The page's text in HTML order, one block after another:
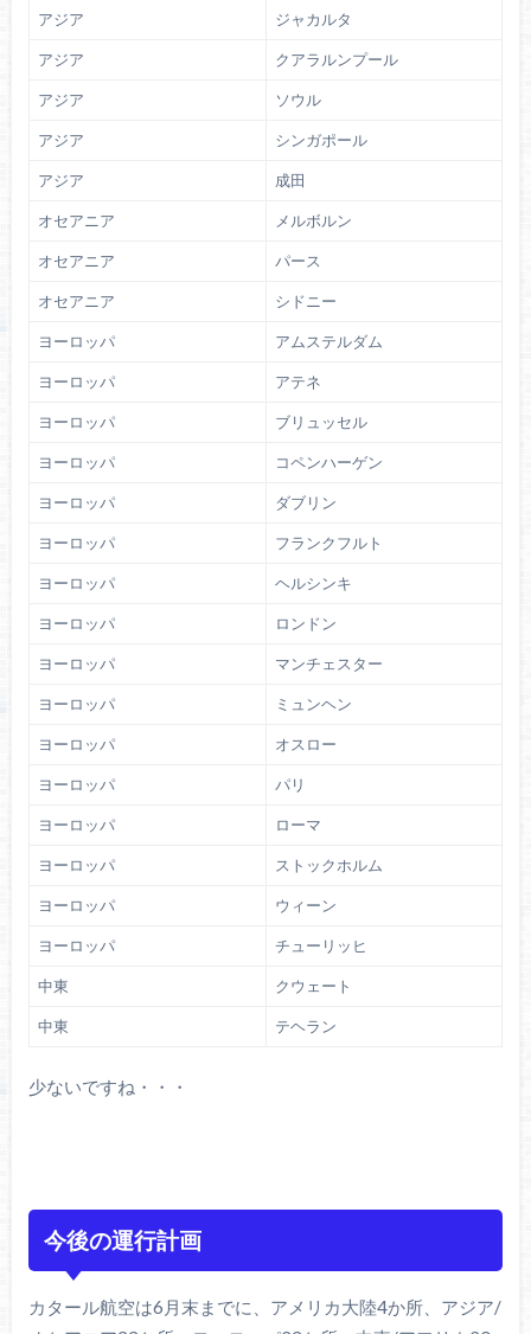
アジア ジャカルタ
アジア クアラルンプール
アジア ソウル
アジア シンガポール
アジア 成田
オセアニア メルボルン
オセアニア パース
オセアニア シドニー
ヨーロッパ アムステルダム
ヨーロッパ アテネ
ヨーロッパ ブリュッセル
ヨーロッパ コペンハーゲン
ヨーロッパ ダブリン
ヨーロッパ フランクフルト
ヨーロッパ ヘルシンキ
ヨーロッパ ロンドン
ヨーロッパ マンチェスター
ヨーロッパ ミュンヘン
ヨーロッパ オスロー
ヨーロッパ パリ
ヨーロッパ ローマ
ヨーロッパ ストックホルム
ヨーロッパ ウィーン
ヨーロッパ チューリッヒ
中東 クウェート
中東 テヘラン
少ないですね・・・
今後の運行計画
カタール航空は6月末までに、アメリカ大陸4か所、アジア/